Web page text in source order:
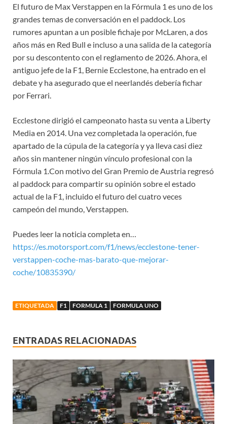
El futuro de Max Verstappen en la Fórmula 1 es uno de los
grandes temas de conversación en el paddock. Los
rumores apuntan a un posible fichaje por McLaren, a dos
años más en Red Bull e incluso a una salida de la categoría
por su descontento con el reglamento de 2026. Ahora, el
antiguo jefe de la F1, Bernie Ecclestone, ha entrado en el
debate y ha asegurado que el neerlandés debería fichar
por Ferrari.
Ecclestone dirigió el campeonato hasta su venta a Liberty
Media en 2014. Una vez completada la operación, fue
apartado de la cúpula de la categoría y ya lleva casi diez
años sin mantener ningún vínculo profesional con la
Fórmula 1.Con motivo del Gran Premio de Austria regresó
al paddock para compartir su opinión sobre el estado
actual de la F1, incluido el futuro del cuatro veces
campeón del mundo, Verstappen.
Puedes leer la noticia completa en…
https://es.motorsport.com/f1/news/ecclestone-tener-
verstappen-coche-mas-barato-que-mejorar-
coche/10835390/
ETIQUETADA F1 FORMULA 1 FORMULA UNO
ENTRADAS RELACIONADAS